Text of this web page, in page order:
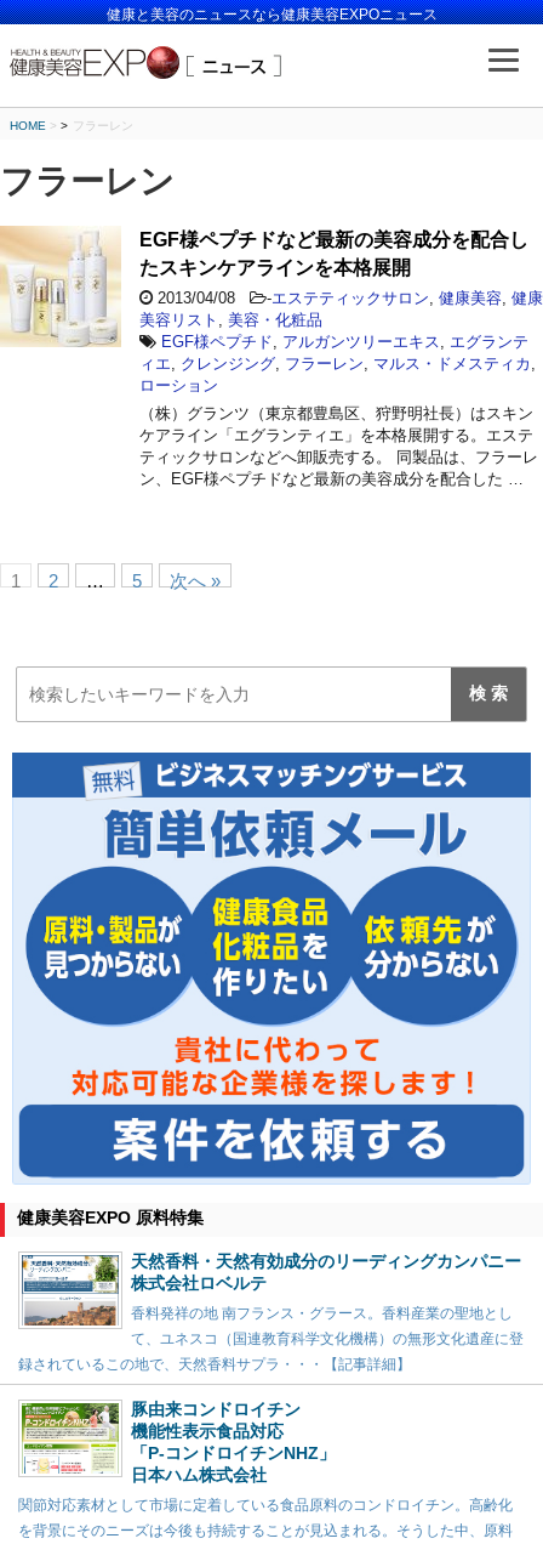
健康と美容のニュースなら健康美容EXPOニュース
HOME > フラーレン
フラーレン
EGF様ペプチドなど最新の美容成分を配合し
たスキンケアラインを本格展開
2013/04/08 -エステティックサロン 健康美容 健康
美容リスト
美容・化粧品
EGF様ペプチド
アルガンツリーエキス
エグランテ
ィエ
クレンジング フラーレン マルス・ドメスティカ
ローション
（株）グランツ（東京都豊島区、狩野明社長）はスキン
ケアライン「エグランティエ」を本格展開する。エステ
ティックサロンなどへ卸販売する。 同製品は、フラーレ
ン、EGF様ペプチドなど最新の美容成分を配合した …
1 2 … 5 次へ »
健康美容EXPO 原料特集
天然香料・天然有効成分のリーディングカンパニー
株式会社ロベルテ
香料発祥の地 南フランス・グラース。香料産業の聖地とし
て、ユネスコ（国連教育科学文化機構）の無形文化遺産に登
録されているこの地で、天然香料サプラ・・・【記事詳細】
豚由来コンドロイチン
機能性表示食品対応
「P-コンドロイチンNHZ」
日本ハム株式会社
関節対応素材として市場に定着している食品原料のコンドロイチン。高齢化
を背景にそのニーズは今後も持続することが見込まれる。そうした中、原料